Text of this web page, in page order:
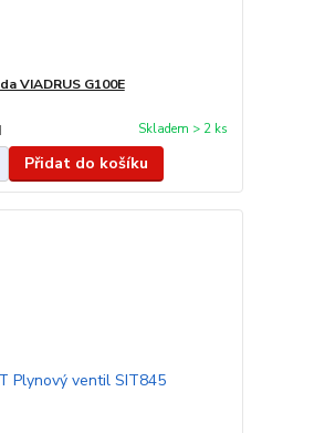
VIADRUS G100E
Skladem > 2 ks
Přidat do košíku